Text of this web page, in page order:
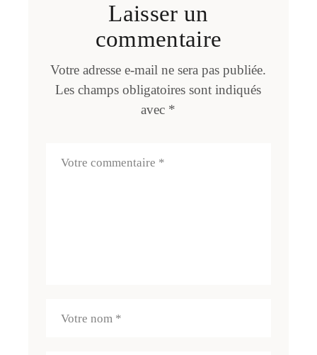
Laisser un
commentaire
Votre adresse e-mail ne sera pas publiée.
Les champs obligatoires sont indiqués
avec *